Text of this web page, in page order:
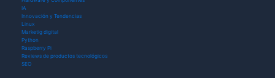
IA
Innovación y Tendencias
Linux
Marketig digital
Python
Raspberry Pi
Reviews de productos tecnológicos
SEO